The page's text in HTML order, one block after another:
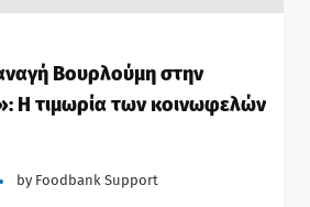
Βουρλούμη στην
Η τιμωρία των κοινωφελών
by Foodbank Support